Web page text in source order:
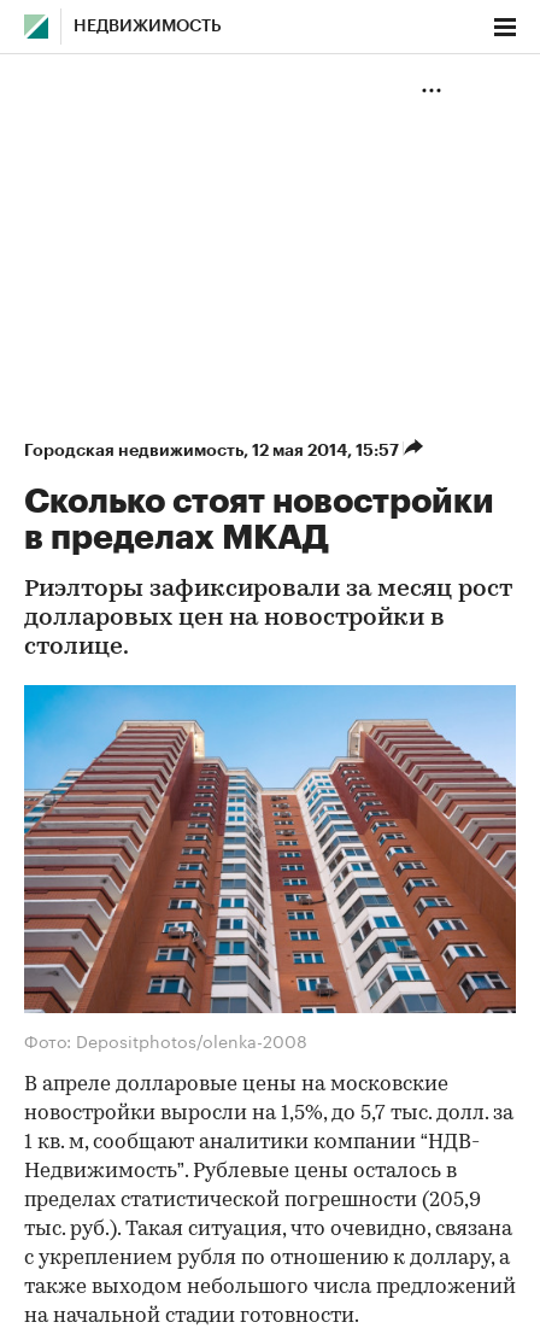
НЕДВИЖИМОСТЬ
Городская недвижимость⁠, 12 мая 2014, 15:57
Сколько стоят новостройки
в пределах МКАД
Риэлторы зафиксировали за месяц рост
долларовых цен на новостройки в
столице.
Фото: Depositphotos/olenka-2008
В апреле долларовые цены на московские
новостройки выросли на 1,5%, до 5,7 тыс. долл. за
1 кв. м, сообщают аналитики компании “НДВ-
Недвижимость”. Рублевые цены осталось в
пределах статистической погрешности (205,9
тыс. руб.). Такая ситуация, что очевидно, связана
с укреплением рубля по отношению к доллару, а
также выходом небольшого числа предложений
на начальной стадии готовности.